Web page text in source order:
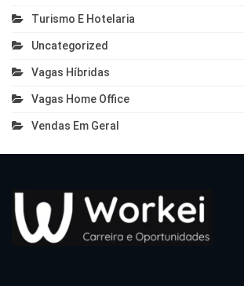
Turismo E Hotelaria
Uncategorized
Vagas Híbridas
Vagas Home Office
Vendas Em Geral